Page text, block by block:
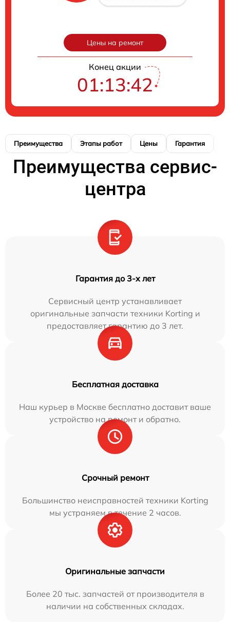
Цены на ремонт
Конец акции
01:13:41
Преимущества Этапы работ Цены Гарантия
Преимущества сервис-
центра
Гарантия до 3-х лет
Сервисный центр устанавливает
оригинальные запчасти техники Korting и
предоставляет гарантию до 3 лет.
Бесплатная доставка
Наш курьер в Москве бесплатно доставит ваше
устройство на ремонт и обратно.
Срочный ремонт
Большинство неисправностей техники Korting
мы устраняем в течение 2 часов.
Оригинальные запчасти
Более 20 тыс. запчастей от производителя в
наличии на собственных складах.